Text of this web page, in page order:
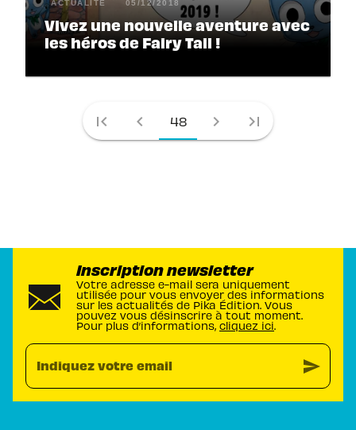
ACTUALITÉ 05/12/2018
Vivez une nouvelle aventure avec
les héros de Fairy Tail !
first_page chevron_left 48 chevron_right last_page
Inscription newsletter
Votre adresse e-mail sera uniquement
utilisée pour vous envoyer des informations
sur les actualités de Pika Édition. Vous
pouvez vous désinscrire à tout moment.
Pour plus d’informations, cliquez ici.
Indiquez votre email send